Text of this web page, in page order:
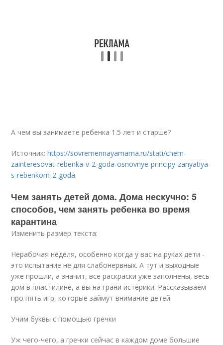
А чем вы занимаете ребенка 1.5 лет и старше?
Источник:https://sovremennayamama.ru/stati/chem-
zainteresovat-rebenka-v-2-goda-osnovnye-principy-zanyatiya-
s-rebenkom-2-goda
Чем занять детей дома. Дома нескучно: 5
способов, чем занять ребенка во время
карантина
Изменить размер текста:
Нерабочая неделя, особенно когда у вас на руках дети -
это испытание не для слабонервных. А тут и выходные
уже прошли, а значит, все раскраски уже заполнены, весь
дом в пластилине, а вы на грани истерики. Рассказываем
про пять игр, которые займут внимание детей.
Учим буквы с помощью гречки
Уж чего-чего, а гречки сейчас в каждом доме большие